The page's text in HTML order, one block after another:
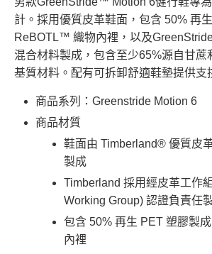
計。採用優質皮革鞋面，包含 50% 再
ReBOTL™ 織物內裡，以及
混合材料製成，包含至少65%源自甘蔗
基質材料。配有可拆卸舒適鞋墊提供支
商品系列：Greenstride Motion 6
商品材質
鞋面由 Timberland® 優質皮
製成
Timberland 採用經皮革工作
Working Group) 認證負責任
包含 50% 再生 PET 塑膠製
內裡